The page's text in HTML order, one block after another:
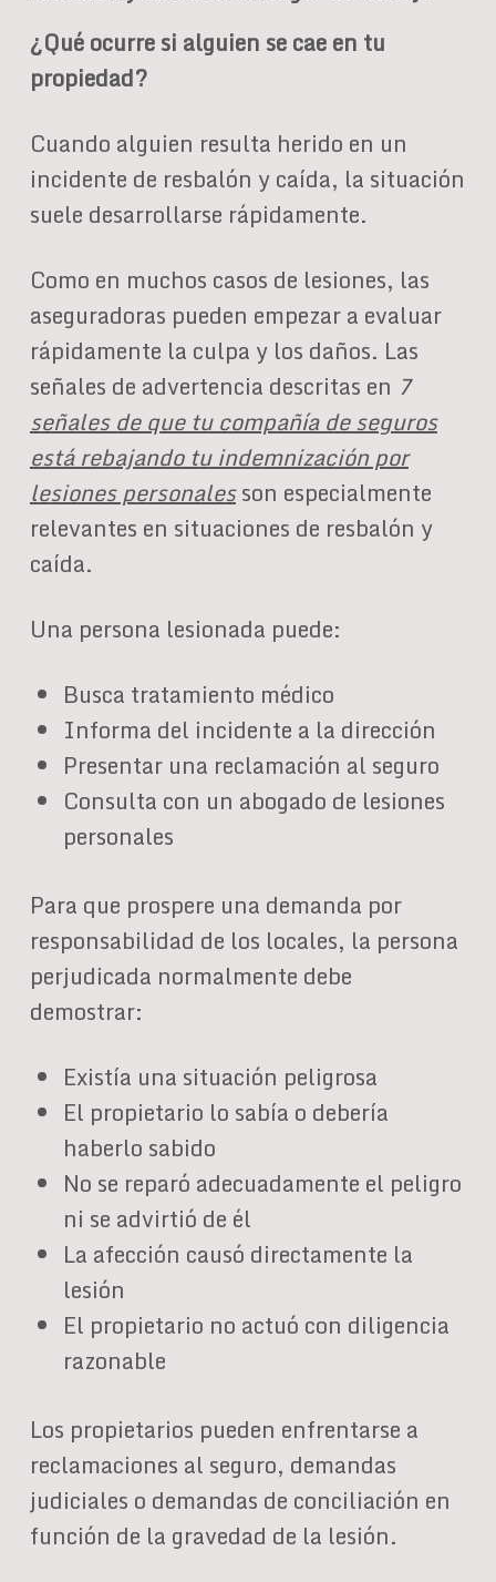
¿Qué ocurre si alguien se cae en tu
propiedad?
Cuando alguien resulta herido en un
incidente de resbalón y caída, la situación
suele desarrollarse rápidamente.
Como en muchos casos de lesiones, las
aseguradoras pueden empezar a evaluar
rápidamente la culpa y los daños. Las
señales de advertencia descritas en 7
señales de que tu compañía de seguros
está rebajando tu indemnización por
lesiones personalesson especialmente
relevantes en situaciones de resbalón y
caída.
Una persona lesionada puede:
Busca tratamiento médico
Informa del incidente a la dirección
Presentar una reclamación al seguro
Consulta con un abogado de lesiones
personales
Para que prospere una demanda por
responsabilidad de los locales, la persona
perjudicada normalmente debe
demostrar:
Existía una situación peligrosa
El propietario lo sabía o debería
haberlo sabido
No se reparó adecuadamente el peligro
ni se advirtió de él
La afección causó directamente la
lesión
El propietario no actuó con diligencia
razonable
Los propietarios pueden enfrentarse a
reclamaciones al seguro, demandas
judiciales o demandas de conciliación en
función de la gravedad de la lesión.